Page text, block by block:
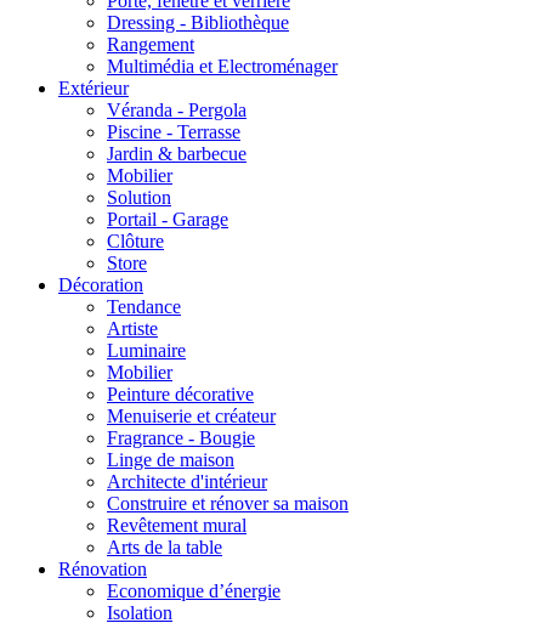
Dressing - Bibliothèque
Rangement
Multimédia et Electroménager
Extérieur
Véranda - Pergola
Piscine - Terrasse
Jardin & barbecue
Mobilier
Solution
Portail - Garage
Clôture
Store
Décoration
Tendance
Artiste
Luminaire
Mobilier
Peinture décorative
Menuiserie et créateur
Fragrance - Bougie
Linge de maison
Architecte d'intérieur
Construire et rénover sa maison
Revêtement mural
Arts de la table
Rénovation
Economique d’énergie
Isolation